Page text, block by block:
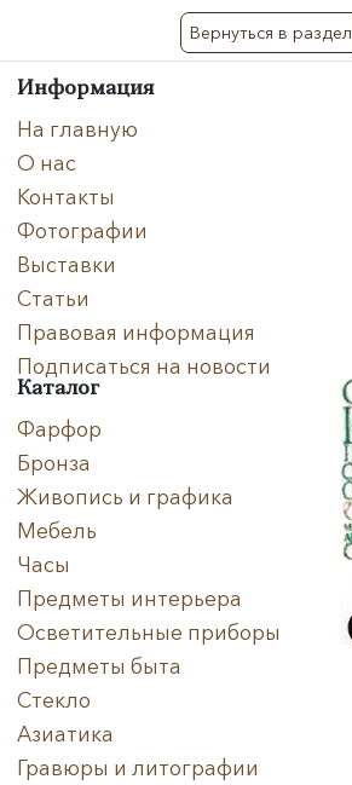
Вернуться в раздел
Информация
На главную
О нас
Контакты
Фотографии
Выставки
Статьи
Правовая информация
Подписаться на новости
Каталог
Фарфор
Бронза
Живопись и графика
Мебель
Часы
Предметы интерьера
Осветительные приборы
Предметы быта
Стекло
Азиатика
Гравюры и литографии